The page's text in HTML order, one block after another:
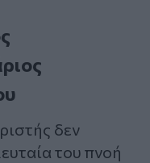
δεν
του πνοή